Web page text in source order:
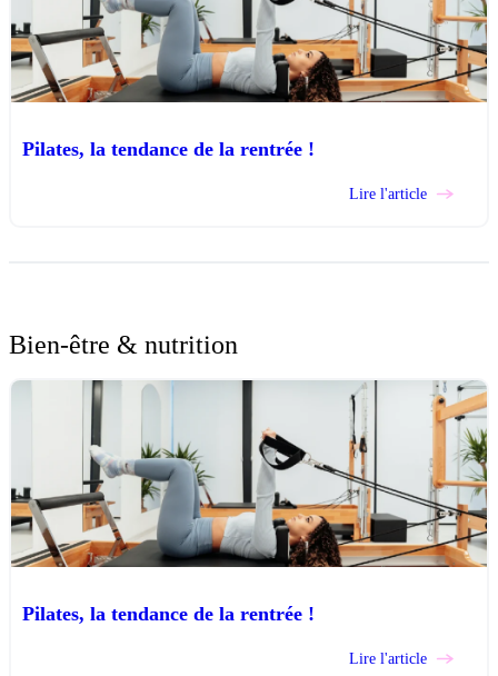
Pilates, la tendance de la rentrée !
Lire l'article
Bien-être & nutrition
Pilates, la tendance de la rentrée !
Lire l'article